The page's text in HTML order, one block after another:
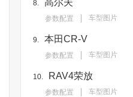
8. 高尔夫
参数配置 车型图片
9. 本田CR-V
参数配置 车型图片
10. RAV4荣放
参数配置 车型图片